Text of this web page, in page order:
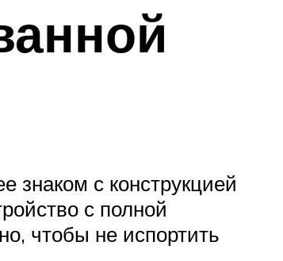
знаком с конструкцией
с полной
чтобы не испортить